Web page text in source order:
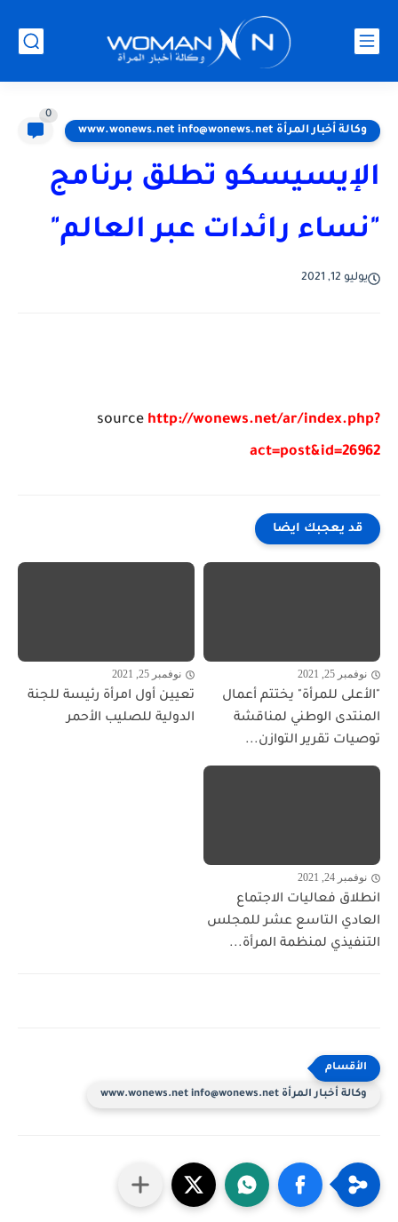
وكالة أخبار المرأة www.wonews.net info@wonews.net
0
الإيسيسكو تطلق برنامج
"نساء رائدات عبر العالم"
يوليو 12, 2021
source http://wonews.net/ar/index.php?
act=post&id=26962
قد يعجبك ايضا
نوفمبر 25, 2021
"الأعلى للمرأة" يختتم أعمال
المنتدى الوطني لمناقشة
توصيات تقرير التوازن...
نوفمبر 25, 2021
تعيين أول امرأة رئيسة للجنة
الدولية للصليب الأحمر
نوفمبر 24, 2021
انطلاق فعاليات الاجتماع
العادي التاسع عشر للمجلس
التنفيذي لمنظمة المرأة...
وكالة أخبار المرأة www.wonews.net info@wonews.net